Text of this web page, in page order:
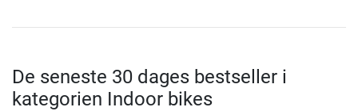
De seneste 30 dages bestseller i
kategorien Indoor bikes